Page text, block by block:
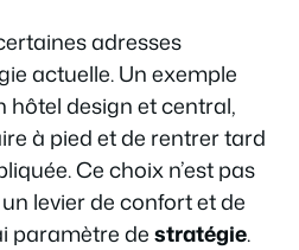
adresses
actuelle. Un exemple
hôtel design et central,
à pied et de rentrer tard
Ce choix n’est pas
levier de confort et de
paramètre destratégie.